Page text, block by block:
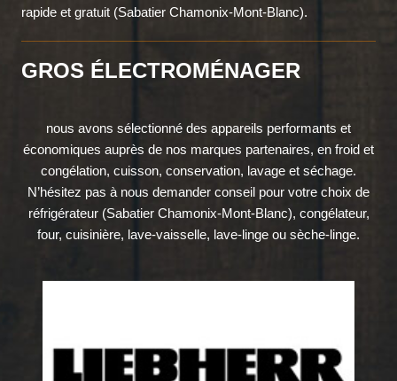
rapide et gratuit (Sabatier Chamonix-Mont-Blanc).
GROS ÉLECTROMÉNAGER
nous avons sélectionné des appareils performants et
économiques auprès de nos marques partenaires, en froid et
congélation, cuisson, conservation, lavage et séchage.
N’hésitez pas à nous demander conseil pour votre choix de
réfrigérateur (Sabatier Chamonix-Mont-Blanc), congélateur,
four, cuisinière, lave-vaisselle, lave-linge ou sèche-linge.